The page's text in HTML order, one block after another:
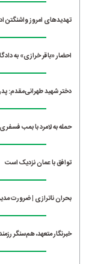
تهدیدهای امروز
احضار «باقر خرازی» به
دختر شهید طهرانی‌مقدم: پدرم می‌گفت 15 سال بعد
حمله به لامرد با بمب
توافق با عمان نزدیک است
بحران ناترازی | ضرورت
خبرنگار متعهد، هم‌سنگر